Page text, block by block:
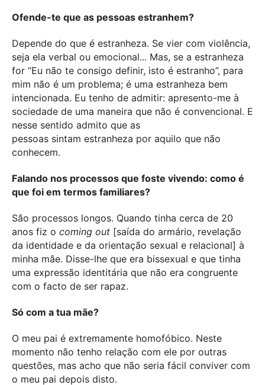
Ofende-te que as pessoas estranhem?
Depende do que é estranheza. Se vier com violência,
seja ela verbal ou emocional... Mas, se a estranheza
for “Eu não te consigo definir, isto é estranho”, para
mim não é um problema; é uma estranheza bem
intencionada. Eu tenho de admitir: apresento-me à
sociedade de uma maneira que não é convencional. E
nesse sentido admito que as
pessoas sintam estranheza por aquilo que não
conhecem.
Falando nos processos que foste vivendo: como é
que foi em termos familiares?
São processos longos. Quando tinha cerca de 20
anos fiz o coming out [saída do armário, revelação
da identidade e da orientação sexual e relacional] à
minha mãe. Disse-lhe que era bissexual e que tinha
uma expressão identitária que não era congruente
com o facto de ser rapaz.
Só com a tua mãe?
O meu pai é extremamente homofóbico. Neste
momento não tenho relação com ele por outras
questões, mas acho que não seria fácil conviver com
o meu pai depois disto.